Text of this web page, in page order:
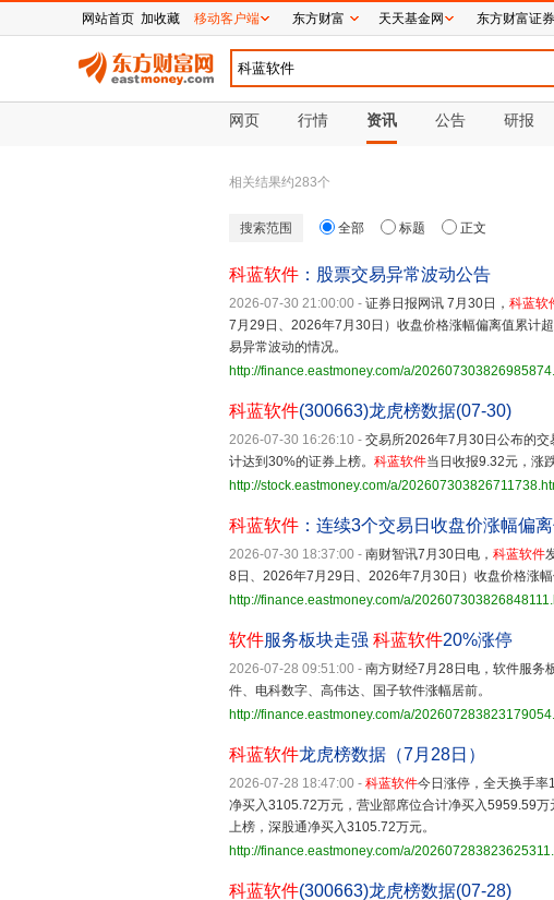
网页 行情 资讯 公告 研报
相关结果约283个
搜索范围 全部 标题 正文
科蓝软件 ：股票交易异常波动公告
2026-07-30 21:00:00 - 证券日报网讯 7月30日， 科蓝软
7月29日、2026年7月30日）收盘价格涨幅偏离值累计
易异常波动的情况。
http://finance.eastmoney.com/a/
科蓝软件(300663)龙虎榜数据(07-30)
2026-07-30 16:26:10 - 交易所2026年7月30日公布的交
计达到30%的证券上榜。 科蓝软件当日收报9.32元，涨
http://stock.eastmoney.com/a/
科蓝软件 ：连续3个交易日收盘价涨幅偏
2026-07-30 18:37:00 - 南财智讯7月30日电， 科蓝软件
8日、2026年7月29日、2026年7月30日）收盘价格涨幅
http://finance.eastmoney.com/a/
软件服务板块走强 科蓝软件20%涨停
2026-07-28 09:51:00 - 南方财经7月28日电，软件服务
件、电科数字、高伟达、国子软件涨幅居前。
http://finance.eastmoney.com/a/
科蓝软件龙虎榜数据（7月28日）
2026-07-28 18:47:00 - 科蓝软件今日涨停，全天换手
净买入3105.72万元，营业部席位合计净买入
上榜，深股通净买入3105.72万元。
http://finance.eastmoney.com/a/
科蓝软件(300663)龙虎榜数据(07-28)
网站首页 加收藏 移动客户端 东方财富 天天基金网 东方财富证券